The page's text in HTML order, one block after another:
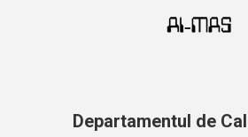
Departamentul de